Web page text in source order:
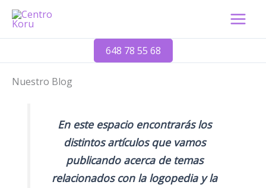
648 78 55 68
Nuestro Blog
En este espacio encontrarás los
distintos artículos que vamos
publicando acerca de temas
relacionados con la logopedia y la